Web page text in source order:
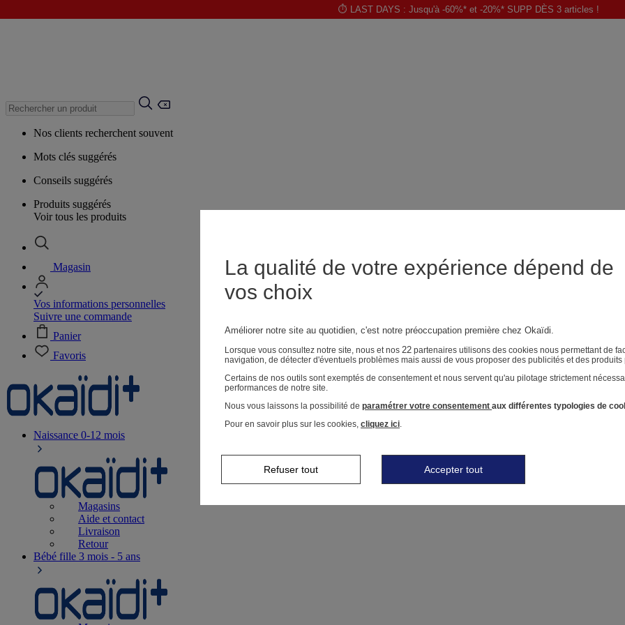
⏱️ LAST DAYS : Jusqu'à -60%* et -20%* SUPP DÈS 3 articles !
Nos clients recherchent souvent
Mots clés suggérés
Conseils suggérés
Produits suggérés
Voir tous les produits
Magasin
Vos informations personnelles
Suivre une commande
Panier
Favoris
Naissance 0-12 mois
Magasins
Aide et contact
Livraison
Retour
Bébé fille 3 mois - 5 ans
La qualité de votre expérience dépend de
vos choix
Améliorer notre site au quotidien, c'est notre préoccupation première chez Okaïdi.
Lorsque vous consultez notre site, nous et nos 22 partenaires utilisons des cookies nous permettant de
navigation, de détecter d'éventuels problèmes mais aussi de vous proposer des publicités et des
Certains de nos outils sont exemptés de consentement et nous servent qu'au pilotage strictement
performances de notre site.
Nous vous laissons la possibilité de paramétrer votre consentement aux différentes typologies de
Pour en savoir plus sur les cookies, cliquez ici.
Refuser tout Accepter tout